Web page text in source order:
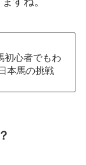
初心者でもわ
本馬の挑戦